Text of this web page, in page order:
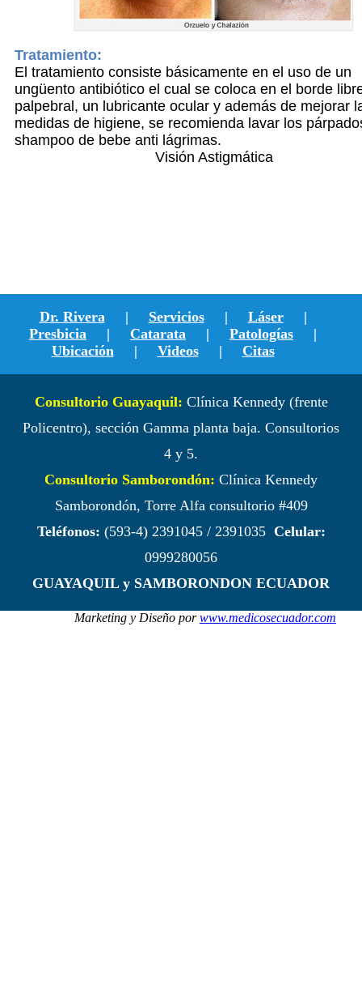
Tratamiento:
El tratamiento consiste básicamente en el uso de un
ungüento antibiótico el cual se coloca en el borde
palpebral, un lubricante ocular y además de mejorar
medidas de higiene, se recomienda lavar los
shampoo de bebe anti lágrimas.
Visión Astigmática
Dr. Rivera| Servicios| Láser|
Presbicia | Catarata | Patologías |
Ubicación| Videos| Citas
Consultorio Guayaquil: Clínica Kennedy (frente
Policentro), sección Gamma planta baja. Consultorios
4 y 5.
Consultorio Samborondón: Clínica Kennedy
Samborondón, Torre Alfa consultorio #409
Teléfonos: (593-4) 2391045 / 2391035 Celular:
0999280056
GUAYAQUIL y SAMBORONDON ECUADOR
Marketing y Diseño porwww.medicosecuador.com